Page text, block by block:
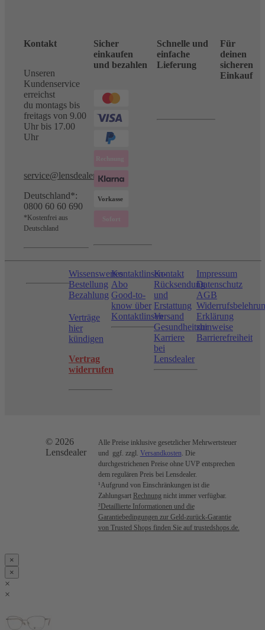
Kontakt
Unseren
Kundenservice
erreichst
du montags bis
freitags von 9.00
Uhr bis 17.00
Uhr
service@lensdealer.com
Deutschland*:
0800 60 60 690
*Kostenfrei aus
Deutschland
Sicher
einkaufen
und bezahlen
Schnelle und
einfache
Lieferung
Für
deinen
sicheren
Einkauf
Wissenswertes
Bestellung
Bezahlung
Verträge
hier
kündigen
Vertrag
widerrufen
Kontaktlinsen-
Abo
Good-to-
know über
Kontaktlinsen
Kontakt
Rücksendung
und
Erstattung
Versand
Gesundheitshinweise
Karriere
bei
Lensdealer
Impressum
Datenschutz
AGB
Erklärung
zur
Barrierefreiheit
© 2026
Lensdealer
Alle Preise inklusive gesetzlicher Mehrwertsteuer
und ggf. zzgl. Versandkosten. Die
durchgestrichenen Preise ohne UVP entsprechen
dem regulären Preis bei Lensdealer.
¹Aufgrund von Einschränkungen ist die
Zahlungsart Rechnungnicht immer verfügbar.
²Detaillierte Informationen und die
Garantiebedingungen zur Geld-zurück-Garantie
von Trusted Shops finden Sie auf trustedshops.de.
×
×
×
×